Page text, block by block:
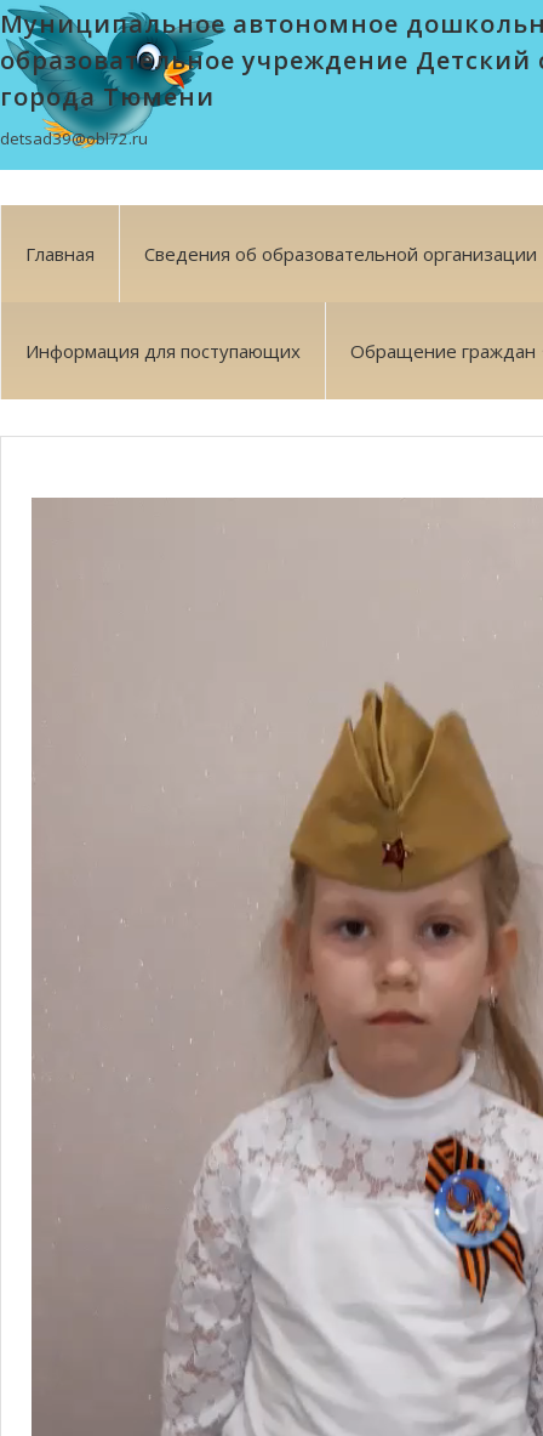
Муниципальное автономное
образовательное учреждение Детский
города Тюмени
detsad39@obl72.ru
Главная Сведения об образовательной организации
Информация для поступающих Обращение граждан